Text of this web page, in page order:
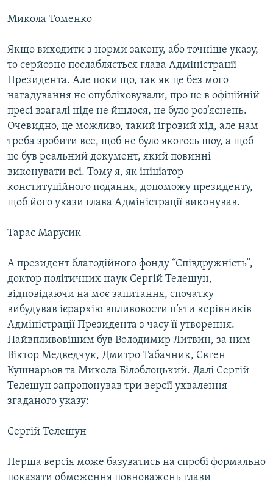
Микола Томенко
Якщо виходити з норми закону, або точніше указу,
то серйозно послабляється глава Адміністрації
Президента. Але поки що, так як це без мого
нагадування не опубліковували, про це в офіційній
пресі взагалі ніде не йшлося, не було роз’яснень.
Очевидно, це можливо, такий ігровий хід, але нам
треба зробити все, щоб не було якогось шоу, а щоб
це був реальний документ, який повинні
виконувати всі. Тому я, як ініціатор
конституційного подання, допоможу президенту,
щоб його укази глава Адміністрації виконував.
Тарас Марусик
А президент благодійного фонду “Співдружність”,
доктор політичних наук Сергій Телешун,
відповідаючи на моє запитання, спочатку
вибудував ієрархію впливовости п’яти керівників
Адміністрації Президента з часу її утворення.
Найвпливовішим був Володимир Литвин, за ним –
Віктор Медведчук, Дмитро Табачник, Євген
Кушнарьов та Микола Білоблоцький. Далі Сергій
Телешун запропонував три версії ухвалення
згаданого указу:
Сергій Телешун
Перша версія може базуватись на спробі формально
показати обмеження повноважень глави